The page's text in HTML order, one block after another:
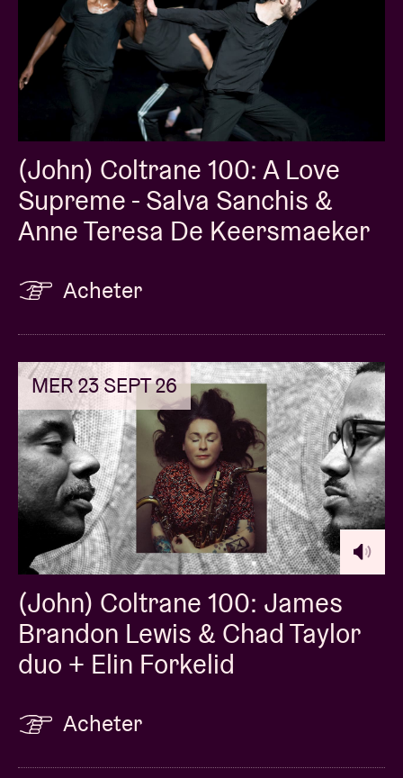
(John) Coltrane 100: A Love
Supreme - Salva Sanchis &
Anne Teresa De Keersmaeker
Acheter
MER 23 SEPT 26
(John) Coltrane 100: James
Brandon Lewis & Chad Taylor
duo + Elin Forkelid
Acheter